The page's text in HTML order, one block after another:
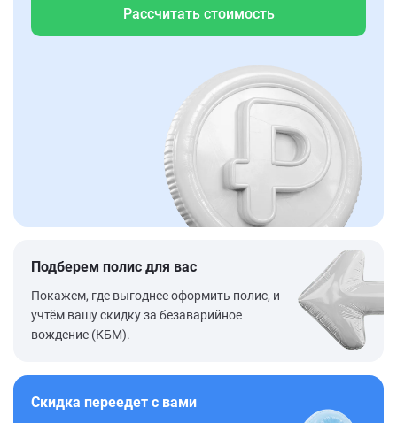
Рассчитать стоимость
Подберем полис для вас
Покажем, где выгоднее оформить полис, и
учтём вашу скидку за безаварийное
вождение (КБМ).
Скидка переедет с вами